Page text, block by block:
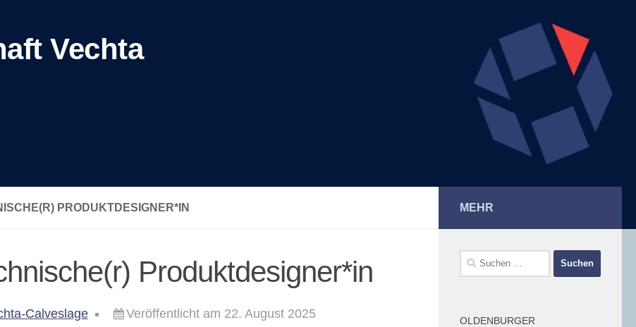
Vechta
PRODUKTDESIGNER*IN
Produktdesigner*in
Calveslage Veröffentlicht am 22. August 2025
MEHR
Suchen
nach:
OLDENBURGER